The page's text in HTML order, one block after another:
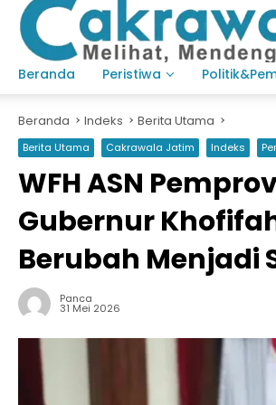
Beranda
Peristiwa
Beranda Indeks Berita Utama
Berita Utama Cakrawala Jatim Indeks
WFH ASN
Gubernur
Berubah Menjadi
Panca
31 Mei 2026